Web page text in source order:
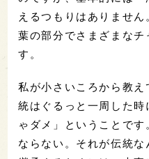
えるつもりはありませ
葉の部分でさまざまな
す。
私が小さいころから教
統はぐるっと一周した時
ゃダメ」ということで
ならない。それが伝統